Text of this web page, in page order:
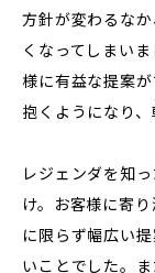
方針が変わるな
くなってしまい
様に有益な提案
抱くようになり
レジェンダを知
け。お客様に寄
に限らず幅広い
いことでした。